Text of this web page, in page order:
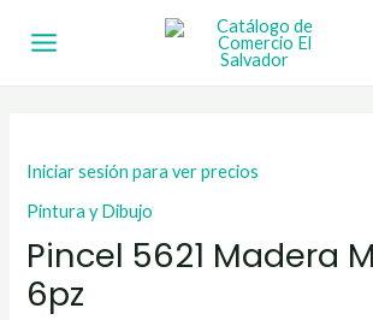
Iniciar sesión para ver precios
Pintura y Dibujo
Pincel 5621 Madera
6pz